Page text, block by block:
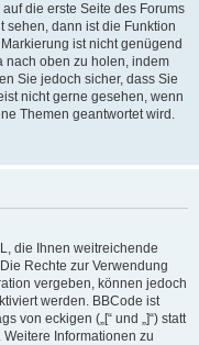
die erste Seite des Forums
sehen, dann ist die Funktion
ist nicht genügend
nach oben zu holen, indem
Sie jedoch sicher, dass Sie
nicht gerne gesehen, wenn
Themen geantwortet wird.
die Ihnen weitreichende
Rechte zur Verwendung
vergeben, können jedoch
werden. BBCode ist
von eckigen („[“ und „]“) statt
Weitere Informationen zu